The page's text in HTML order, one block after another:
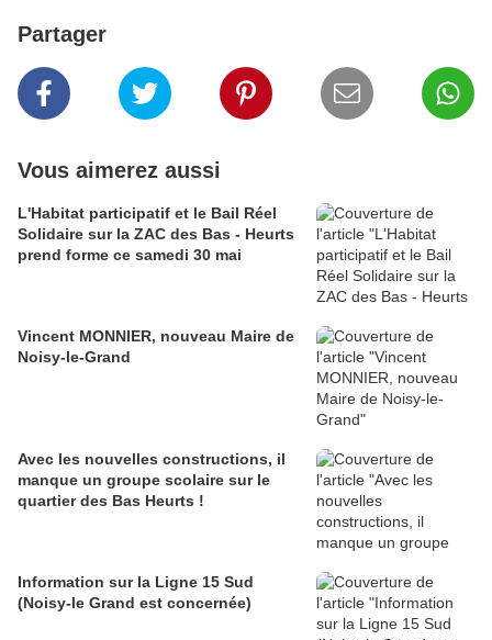
Partager
Vous aimerez aussi
L'Habitat participatif et le Bail Réel
Solidaire sur la ZAC des Bas - Heurts
prend forme ce samedi 30 mai
Vincent MONNIER, nouveau Maire de
Noisy-le-Grand
Avec les nouvelles constructions, il
manque un groupe scolaire sur le
quartier des Bas Heurts !
Information sur la Ligne 15 Sud
(Noisy-le Grand est concernée)